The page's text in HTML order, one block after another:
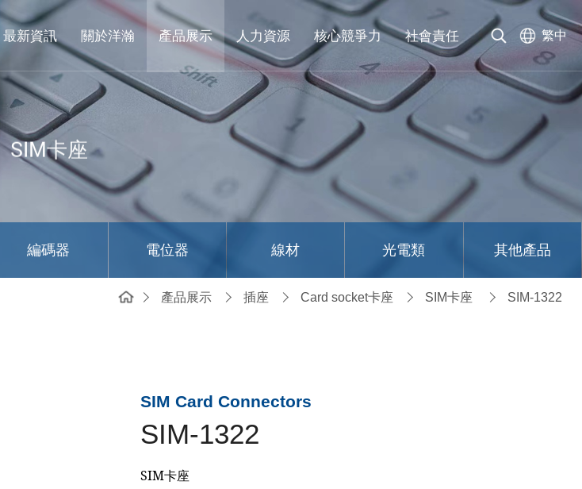
最新資訊 關於洋瀚 產品展示 人力資源 核心競爭力 社會責任 繁中
SIM卡座
編碼器 電位器 線材 光電類 其他產品
產品展示 插座 Card socket卡座 SIM卡座 SIM-1322
SIM Card Connectors
SIM-1322
SIM卡座